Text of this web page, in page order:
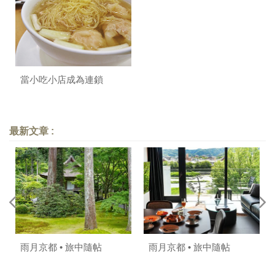
當小吃小店成為連鎖
最新文章 :
雨月京都 • 旅中隨帖
雨月京都 • 旅中隨帖